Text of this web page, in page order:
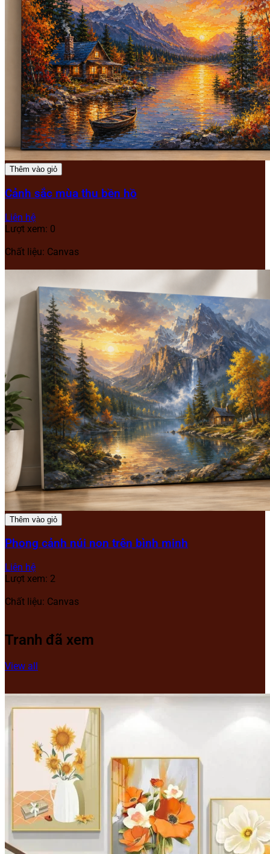
Thêm vào giỏ
Cảnh sắc mùa thu bền hồ
Liên hệ
Lượt xem: 0
Chất liệu: Canvas
Thêm vào giỏ
Phong cảnh núi non trên bình minh
Liên hệ
Lượt xem: 2
Chất liệu: Canvas
Tranh đã xem
View all